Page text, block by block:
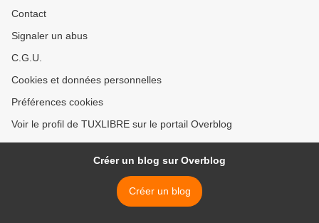
Contact
Signaler un abus
C.G.U.
Cookies et données personnelles
Préférences cookies
Voir le profil de TUXLIBRE sur le portail Overblog
Créer un blog sur Overblog
Créer un blog